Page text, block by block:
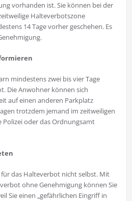
vorhanden ist. Sie können bei der
Halteverbotszone
14 Tage vorher geschehen. Es
mindestens zwei bis vier Tage
Die Anwohner können sich
auf einen anderen Parkplatz
trotzdem jemand im zeitweiligen
oder das Ordnungsamt
für das Halteverbot nicht selbst. Mit
ohne Genehmigung können Sie
Sie einen „gefährlichen Eingriff in